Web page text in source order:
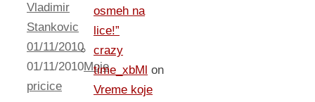
Vladimir
Stankovic
01/11/2010
01/11/2010Moje
pricice
osmeh na
lice!”
crazy
time_xbMl on
Vreme koje